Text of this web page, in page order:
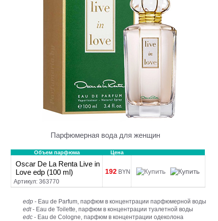
Парфюмерная вода для женщин
Объем парфюма Цена
Oscar De La Renta Live in
Love edp (100 ml)
Артикул: 363770
192 BYN
edp - Eau de Parfum, парфюм в концентрации парфюмерной воды
edt- Eau de Toilette, парфюм в концентрации туалетной воды
edc - Eau de Cologne, парфюм в концентрации одеколона